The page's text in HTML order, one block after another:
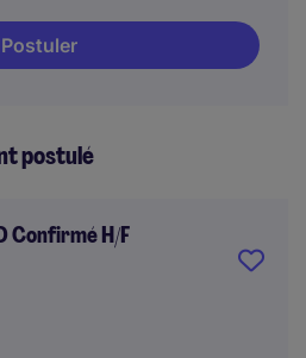
Postuler
postulé
Confirmé H/F